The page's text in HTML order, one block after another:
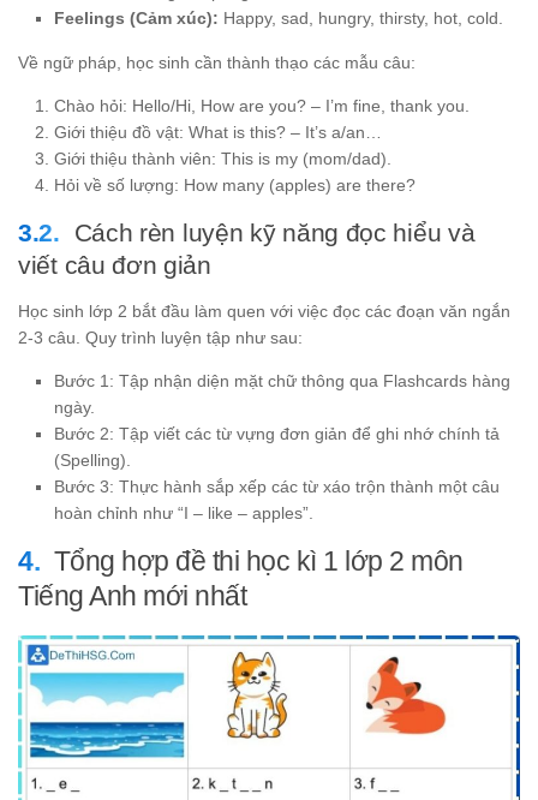
Feelings (Cảm xúc): Happy, sad, hungry, thirsty, hot, cold.
Về ngữ pháp, học sinh cần thành thạo các mẫu câu:
Chào hỏi: Hello/Hi, How are you? – I’m fine, thank you.
Giới thiệu đồ vật: What is this? – It’s a/an…
Giới thiệu thành viên: This is my (mom/dad).
Hỏi về số lượng: How many (apples) are there?
Cách rèn luyện kỹ năng đọc hiểu và
viết câu đơn giản
Học sinh lớp 2 bắt đầu làm quen với việc đọc các đoạn văn ngắn
2-3 câu. Quy trình luyện tập như sau:
Bước 1: Tập nhận diện mặt chữ thông qua Flashcards hàng
ngày.
Bước 2: Tập viết các từ vựng đơn giản để ghi nhớ chính tả
(Spelling).
Bước 3: Thực hành sắp xếp các từ xáo trộn thành một câu
hoàn chỉnh như “I – like – apples”.
Tổng hợp đề thi học kì 1 lớp 2 môn
Tiếng Anh mới nhất